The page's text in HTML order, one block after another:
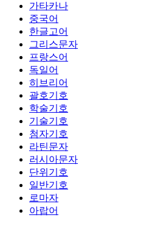
가타카나
중국어
한글고어
그리스문자
프랑스어
독일어
히브리어
괄호기호
학술기호
기술기호
첨자기호
라틴문자
러시아문자
단위기호
일반기호
로마자
아랍어